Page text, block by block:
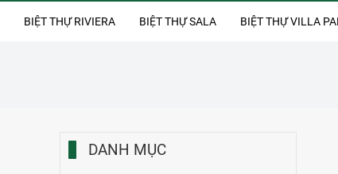
BIỆT THỰ RIVIERA BIỆT THỰ SALA BIỆT THỰ VILLA
DANH MỤC